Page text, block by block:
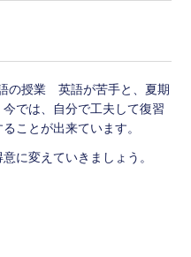
の授業 英語が苦手と、夏期
では、自分で工夫して復習
ことが出来ています。
に変えていきましょう。